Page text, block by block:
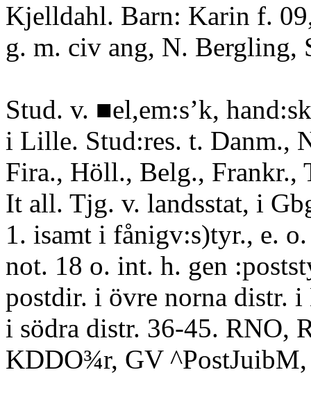
Kjelldahl. Barn: Karin f.
g. m. civ ang, N.
Stud. v. ■el,em:s’k,
i Lille. Stud:res. t. Danm.,
Fira., Höll., Belg., Frankr.,
It all. Tjg. v. landsstat, i
1. isamt i fånigv:s)tyr., e.
not. 18 o. int. h. gen
postdir. i övre norna distr. i
i södra distr. 36-45. RNO,
KDDO¾r, GV ^PostJuibM,